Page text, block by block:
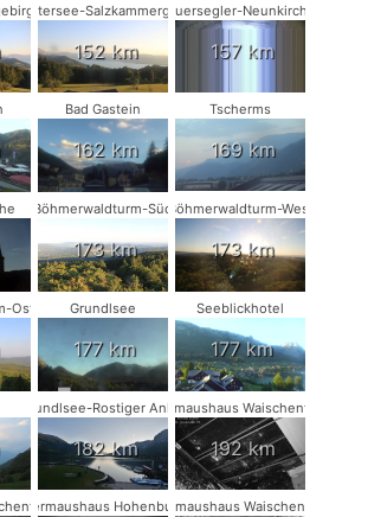
Attersee-Salzkammergut
152 km
Mauersegler-Neunkirchen
157 km
Bad Gastein
162 km
Tscherms
169 km
Böhmerwaldturm-Süd
173 km
Böhmerwaldturm-West
173 km
Ost Grundlsee
177 km
Seeblickhotel
177 km
Grundlsee-Rostiger Anker
182 km
Fledermaushaus Waischenfeld #3
192 km
#2
Fledermaushaus Hohenburg #1Fledermaushaus Waischenfeld #1